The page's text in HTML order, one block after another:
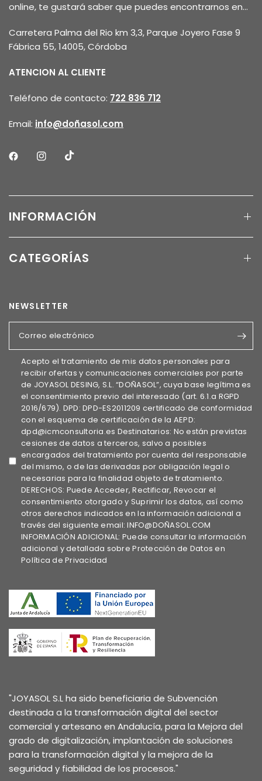
online, te gustará saber que puedes encontrarnos en...
Carretera Palma del Rio km 3,3, Parque Joyero Fase 9
Fábrica 55, 14005, Córdoba
ATENCION AL CLIENTE
Teléfono de contacto: 722 836 712
Email: info@doñasol.com
INFORMACIÓN
CATEGORÍAS
NEWSLETTER
Correo electrónico
Acepto el tratamiento de mis datos personales para
recibir ofertas y comunicaciones comerciales por parte
de JOYASOL DESING, S.L. “DOÑASOL”, cuya base legítima es
el consentimiento previo del interesado (art. 6.1.a RGPD
2016/679). DPD: DPD-ES2011209 certificado de conformidad
con el esquema de certificación de la AEPD:
dpd@icmconsultoria.es Destinatarios: No están previstas
cesiones de datos a terceros, salvo a posibles
encargados del tratamiento por cuenta del responsable
del mismo, o de las derivadas por obligación legal o
necesarias para la finalidad objeto de tratamiento.
DERECHOS: Puede Acceder, Rectificar, Revocar el
consentimiento otorgado y Suprimir los datos, así como
otros derechos indicados en la información adicional a
través del siguiente email: INFO@DOÑASOL.COM
INFORMACIÓN ADICIONAL: Puede consultar la información
adicional y detallada sobre Protección de Datos en
Política de Privacidad
"JOYASOL S.L ha sido beneficiaria de Subvención
destinada a la transformación digital del sector
comercial y artesano en Andalucía, para la Mejora del
grado de digitalización, implantación de soluciones
para la transformación digital y la mejora de la
seguridad y fiabilidad de los procesos."